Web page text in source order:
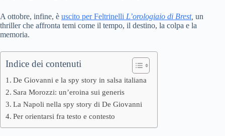
A ottobre, infine, è uscito per Feltrinelli L’orologiaio di Brest, un
thriller che affronta temi come il tempo, il destino, la colpa e la
memoria.
Indice dei contenuti
De Giovanni e la spy story in salsa italiana
Sara Morozzi: un’eroina sui generis
La Napoli nella spy story di De Giovanni
Per orientarsi fra testo e contesto